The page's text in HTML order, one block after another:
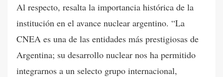
Al respecto, resalta la importancia histórica de la
institución en el avance nuclear argentino. “La
CNEA es una de las entidades más prestigiosas de
Argentina; su desarrollo nuclear nos ha permitido
integrarnos a un selecto grupo internacional,